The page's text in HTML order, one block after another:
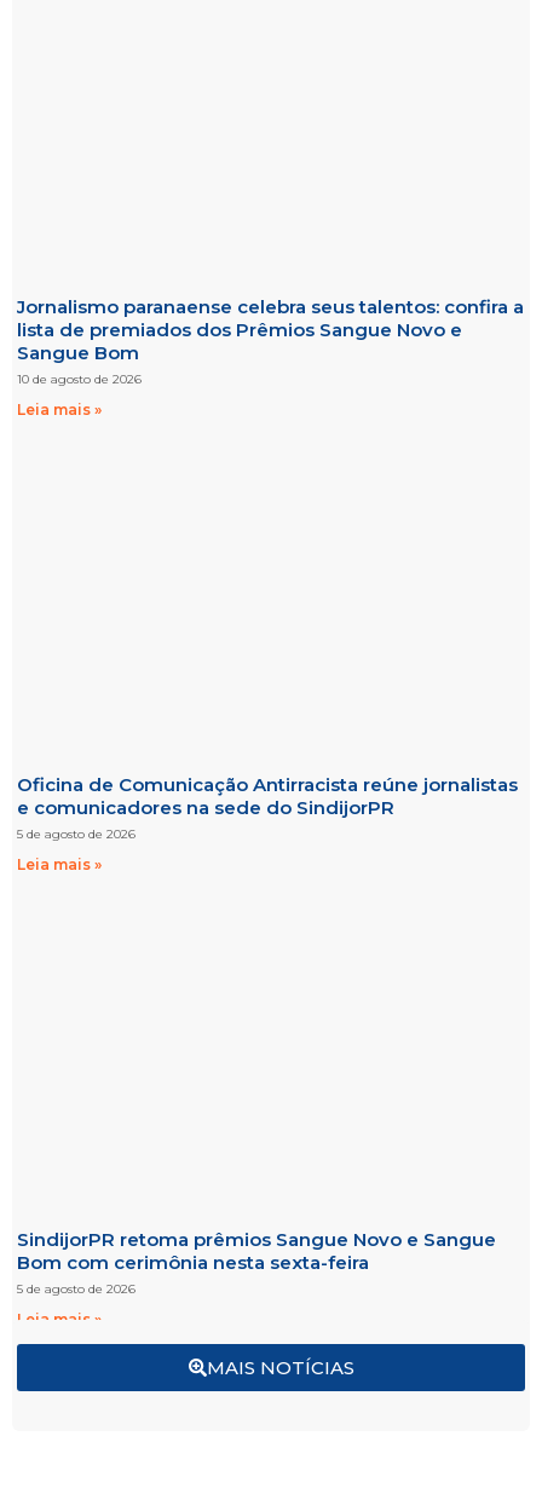
MAIS NOTÍCIAS
Jornalismo paranaense celebra seus talentos: confira a
lista de premiados dos Prêmios Sangue Novo e
Sangue Bom
10 de agosto de 2026
Leia mais »
Oficina de Comunicação Antirracista reúne jornalistas
e comunicadores na sede do SindijorPR
5 de agosto de 2026
Leia mais »
SindijorPR retoma prêmios Sangue Novo e Sangue
Bom com cerimônia nesta sexta-feira
5 de agosto de 2026
Leia mais »